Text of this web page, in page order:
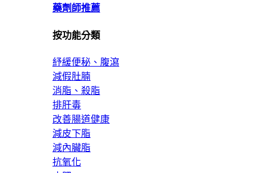
藥劑師推薦
按功能分類
紓緩便秘、腹瀉
減假肚腩
消脂、殺脂
排肝毒
改善腸道健康
減皮下脂
減內臟脂
抗氧化